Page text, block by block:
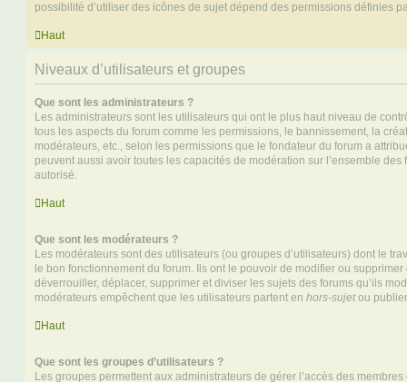
possibilité d’utiliser des icônes de sujet dépend des permissions définies
Haut
Niveaux d’utilisateurs et groupes
Que sont les administrateurs ?
Les administrateurs sont les utilisateurs qui ont le plus haut niveau de
tous les aspects du forum comme les permissions, le bannissement, la
modérateurs, etc., selon les permissions que le fondateur du forum a
peuvent aussi avoir toutes les capacités de modération sur l’ensemble
autorisé.
Haut
Que sont les modérateurs ?
Les modérateurs sont des utilisateurs (ou groupes d’utilisateurs) dont le
le bon fonctionnement du forum. Ils ont le pouvoir de modifier ou
déverrouiller, déplacer, supprimer et diviser les sujets des forums qu’ils
modérateurs empêchent que les utilisateurs partent en hors-sujetou
Haut
Que sont les groupes d’utilisateurs ?
Les groupes permettent aux administrateurs de gérer l’accès des